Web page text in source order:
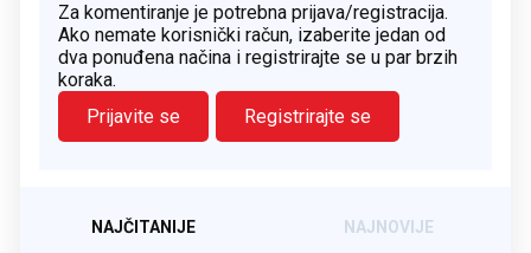
Za komentiranje je potrebna prijava/registracija.
Ako nemate korisnički račun, izaberite jedan od
dva ponuđena načina i registrirajte se u par brzih
koraka.
Prijavite se
Registrirajte se
NAJČITANIJE NAJNOVIJE